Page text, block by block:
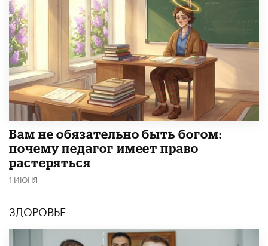
​Вам не обязательно быть богом:
почему педагог имеет право
растеряться
1 ИЮНЯ
ЗДОРОВЬЕ